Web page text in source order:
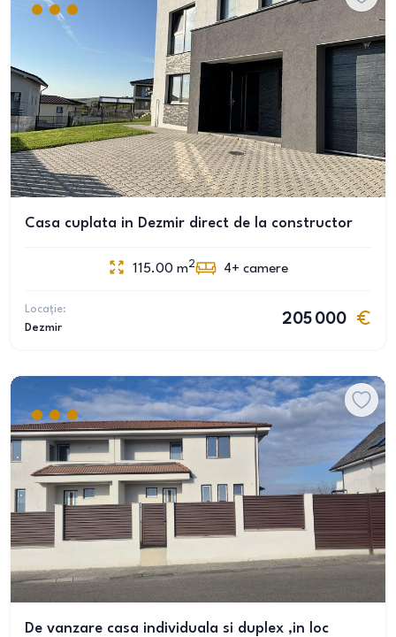
Casa cuplata in Dezmir direct de la constructor
115.00 m2 4+ camere
Locație:
Dezmir
205 000
De vanzare casa individuala si duplex ,in loc